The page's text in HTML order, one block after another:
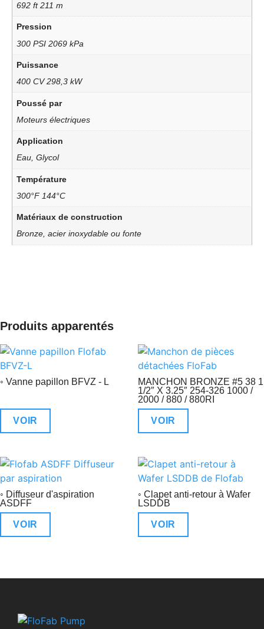
692 ft 211 m
Pression
300 PSI 2069 kPa
Puissance
400 CV 298,3 kW
Poussé par
Moteurs électriques
Application
Eau, Glycol
Température
300°F 144°C
Matériaux de construction
Bronze, acier inoxydable ou fonte
Produits apparentés
◦ Vanne papillon BFVZ - L
VOIR
MANCHON BRONZE #5 38 1
1/2″ X 3.25″ 254-326 1000 /
2000 / 880 / 880RI
VOIR
◦ Diffuseur d'aspiration
ASDFF
VOIR
◦ Clapet anti-retour à Wafer
LSDDB
VOIR